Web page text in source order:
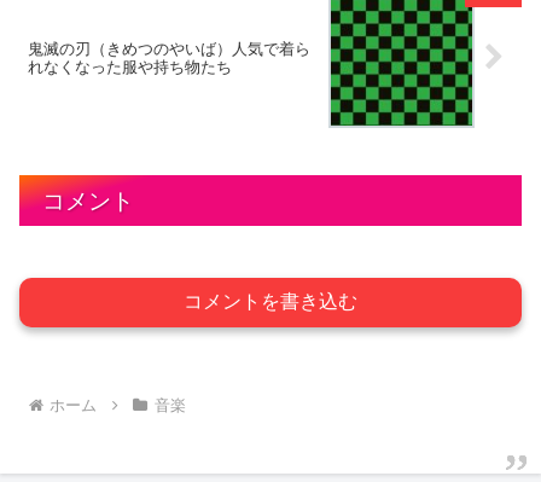
鬼滅の刃（きめつのやいば）人気で着ら
れなくなった服や持ち物たち
コメント
コメントを書き込む
ホーム 音楽